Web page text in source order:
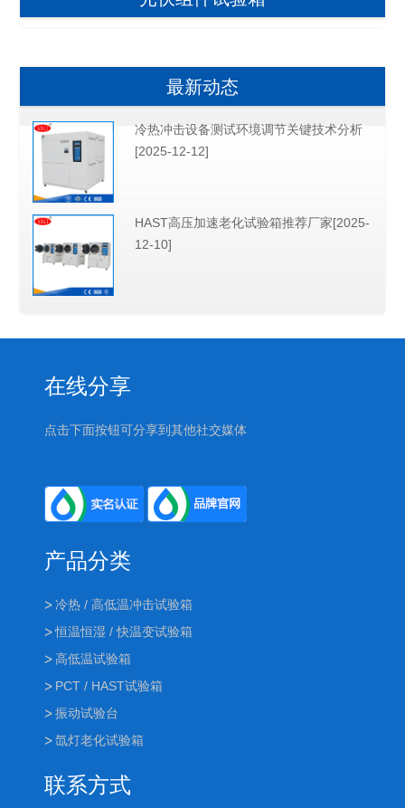
最新动态
冷热冲击设备测试环境调节关键技术分析
[2025-12-12]
HAST高压加速老化试验箱推荐厂家[2025-
12-10]
在线分享
点击下面按钮可分享到其他社交媒体
产品分类
冷热 / 高低温冲击试验箱
恒温恒湿 / 快温变试验箱
高低温试验箱
PCT / HAST试验箱
振动试验台
氙灯老化试验箱
联系方式